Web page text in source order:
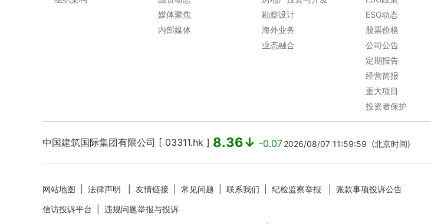
媒体聚焦
内部媒体
勘察设计
海外业务
业态融合
ESG动态
股票价格
公司公告
定期报告
经营简报
重大项目
投资者保护
中国建筑国际集团有限公司 [ 03311.hk ] 8.36↓ -0.072026/08/07 11:59:59 (北京时间)
网站地图 法律声明 友情链接 常见问题 联系我们 纪检监察举报
账款事项投诉公告
信访投诉平台
违规问题举报与投诉